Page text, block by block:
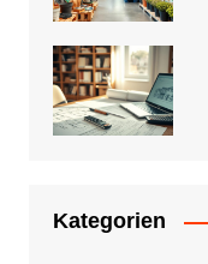
Kategorien